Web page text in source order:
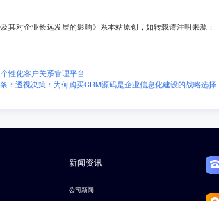
其对企业长远发展的影响》系本站原创，如转载请注明来源：
性化客户关系管理平台
：透视决策：为何购买CRM源码是企业信息化建设的战略选择
新闻资讯
公司新闻